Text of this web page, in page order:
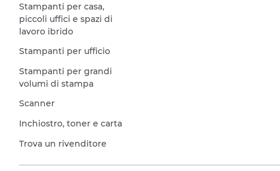
Stampanti per casa,
piccoli uffici e spazi di
lavoro ibrido
Stampanti per ufficio
Stampanti per grandi
volumi di stampa
Scanner
Inchiostro, toner e carta
Trova un rivenditore